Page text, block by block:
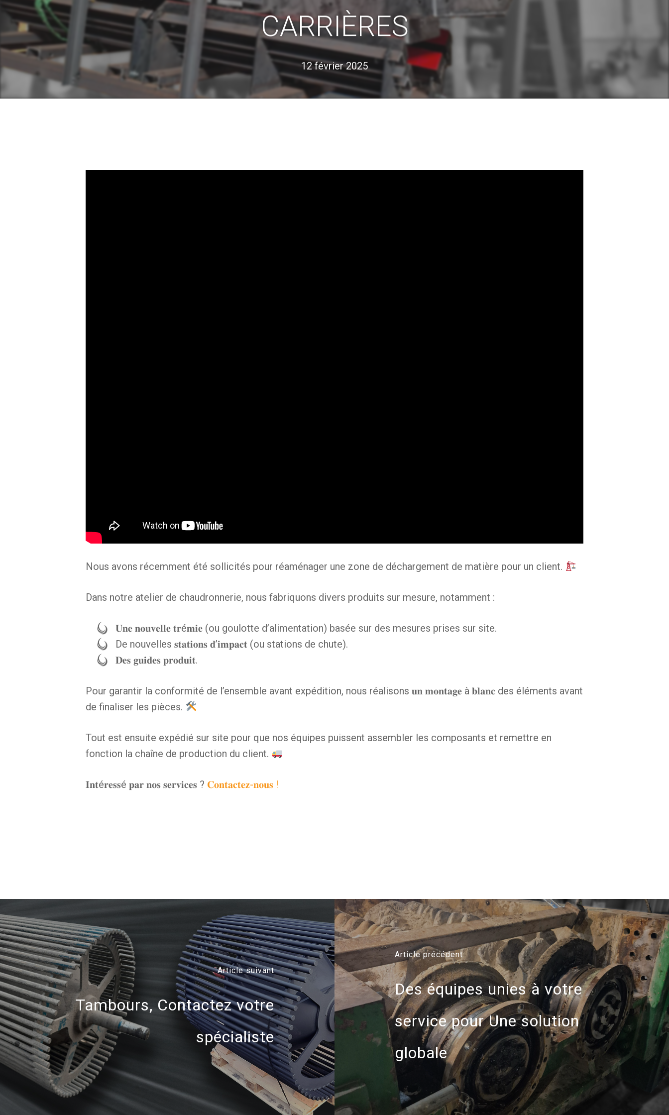
CARRIÈRES
12 février 2025
Nous avons récemment été sollicités pour réaménager une zone de déchargement de matière pour un client.
Dans notre atelier de chaudronnerie, nous fabriquons divers produits sur mesure, notamment :
𝐔𝐧𝐞 𝐧𝐨𝐮𝐯𝐞𝐥𝐥𝐞 𝐭𝐫é𝐦𝐢𝐞 (ou goulotte d’alimentation) basée sur des mesures prises sur site.
De nouvelles 𝐬𝐭𝐚𝐭𝐢𝐨𝐧𝐬 𝐝’𝐢𝐦𝐩𝐚𝐜𝐭 (ou stations de chute).
𝐃𝐞𝐬 𝐠𝐮𝐢𝐝𝐞𝐬 𝐩𝐫𝐨𝐝𝐮𝐢𝐭.
Pour garantir la conformité de l’ensemble avant expédition, nous réalisons 𝐮𝐧 𝐦𝐨𝐧𝐭𝐚𝐠𝐞 à 𝐛𝐥𝐚𝐧𝐜 des éléments avant
de finaliser les pièces.
Tout est ensuite expédié sur site pour que nos équipes puissent assembler les composants et remettre en
fonction la chaîne de production du client.
𝐈𝐧𝐭é𝐫𝐞𝐬𝐬é 𝐩𝐚𝐫 𝐧𝐨𝐬 𝐬𝐞𝐫𝐯𝐢𝐜𝐞𝐬 ? 𝐂𝐨𝐧𝐭𝐚𝐜𝐭𝐞𝐳-𝐧𝐨𝐮𝐬 !
Article suivant
Tambours, Contactez votre
spécialiste
Article précédent
Des équipes unies à votre
service pour Une solution
globale